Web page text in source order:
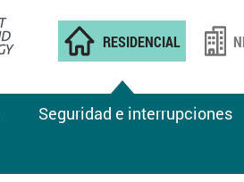
RESIDENCIAL
Seguridad e interrupciones